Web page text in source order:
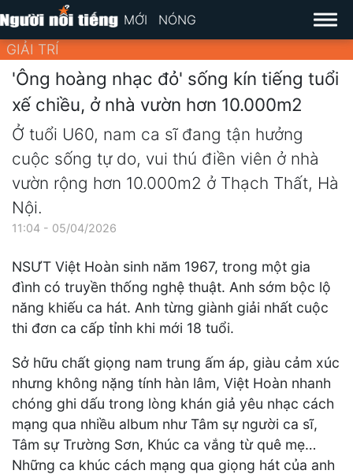
MỚI NÓNG
GIẢI TRÍ
'Ông hoàng nhạc đỏ' sống kín tiếng tuổi
xế chiều, ở nhà vườn hơn 10.000m2
Ở tuổi U60, nam ca sĩ đang tận hưởng
cuộc sống tự do, vui thú điền viên ở nhà
vườn rộng hơn 10.000m2 ở Thạch Thất, Hà
Nội.
11:04 - 05/04/2026
NSƯT Việt Hoàn sinh năm 1967, trong một gia
đình có truyền thống nghệ thuật. Anh sớm bộc lộ
năng khiếu ca hát. Anh từng giành giải nhất cuộc
thi đơn ca cấp tỉnh khi mới 18 tuổi.
Sở hữu chất giọng nam trung ấm áp, giàu cảm xúc
nhưng không nặng tính hàn lâm, Việt Hoàn nhanh
chóng ghi dấu trong lòng khán giả yêu nhạc cách
mạng qua nhiều album như Tâm sự người ca sĩ,
Tâm sự Trường Sơn, Khúc ca vắng từ quê mẹ…
Những ca khúc cách mạng qua giọng hát của anh